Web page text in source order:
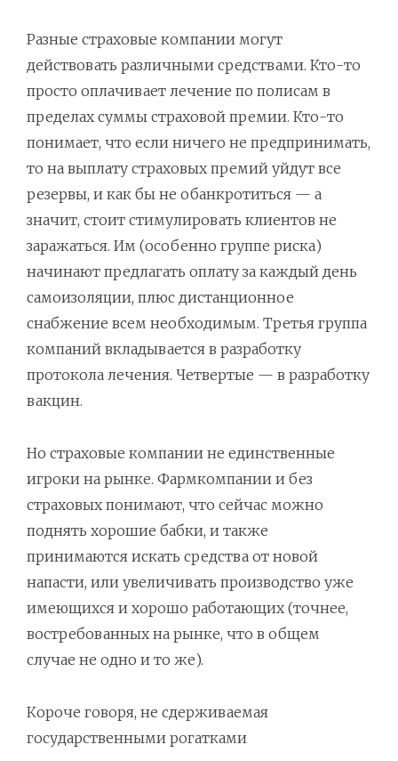
Разные страховые компании могут
действовать различными средствами. Кто-то
просто оплачивает лечение по полисам в
пределах суммы страховой премии. Кто-то
понимает, что если ничего не предпринимать,
то на выплату страховых премий уйдут все
резервы, и как бы не обанкротиться — а
значит, стоит стимулировать клиентов не
заражаться. Им (особенно группе риска)
начинают предлагать оплату за каждый день
самоизоляции, плюс дистанционное
снабжение всем необходимым. Третья группа
компаний вкладывается в разработку
протокола лечения. Четвертые — в разработку
вакцин.
Но страховые компании не единственные
игроки на рынке. Фармкомпании и без
страховых понимают, что сейчас можно
поднять хорошие бабки, и также
принимаются искать средства от новой
напасти, или увеличивать производство уже
имеющихся и хорошо работающих (точнее,
востребованных на рынке, что в общем
случае не одно и то же).
Короче говоря, не сдерживаемая
государственными рогатками